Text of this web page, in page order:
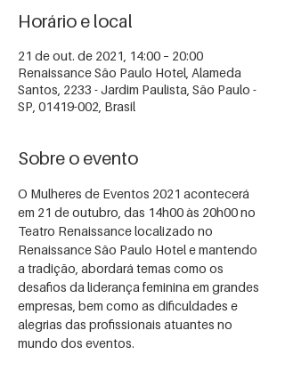
Horário e local
21 de out. de 2021, 14:00 – 20:00
Renaissance São Paulo Hotel, Alameda
Santos, 2233 - Jardim Paulista, São Paulo -
SP, 01419-002, Brasil
Sobre o evento
O Mulheres de Eventos 2021 acontecerá
em 21 de outubro, das 14h00 às 20h00 no
Teatro Renaissance localizado no
Renaissance São Paulo Hotel e mantendo
a tradição, abordará temas como os
desafios da liderança feminina em grandes
empresas, bem como as dificuldades e
alegrias das profissionais atuantes no
mundo dos eventos.